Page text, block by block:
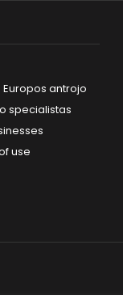
antrojo
specialistas
use